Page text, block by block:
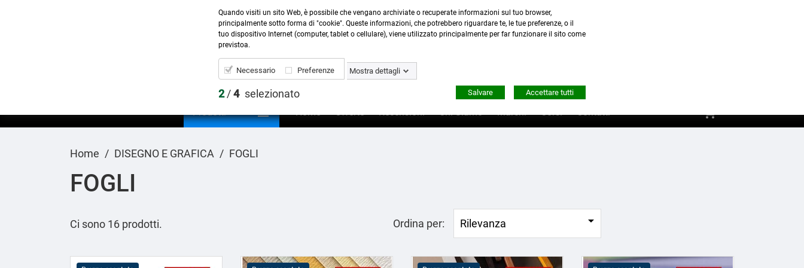
Contattaci:0423 22765- 345 8167305 -info@ardecora.it
Prodotti  Home Offerte Recensioni Chi Siamo Marchi Corsi Contatti shopping_cart
Home DISEGNO E GRAFICA FOGLI
FOGLI
Ci sono 16 prodotti. Ordina per: Rilevanza 
Quando visiti un sito Web, è possibile che vengano archiviate o recuperate informazioni sul tuo browser,
principalmente sotto forma di "cookie". Queste informazioni, che potrebbero riguardare te, le tue preferenze, o il
tuo dispositivo Internet (computer, tablet o cellulare), viene utilizzato principalmente per far funzionare il sito come
previstoa.
Necessario Preferenze Mostra dettagli
2/4 selezionato Accettare tutti
Salvare